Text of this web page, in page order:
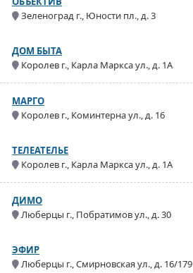
Зеленоград г., Юности пл., д. 3
ДОМ БЫТА
Королев г., Карла Маркса ул., д. 1А
МАРГО
Королев г., Коминтерна ул., д. 16
ТЕЛЕАТЕЛЬЕ
Королев г., Карла Маркса ул., д. 1А
ДИМО
Люберцы г., Побратимов ул., д. 30
ЭФИР
Люберцы г., Смирновская ул., д. 16/179